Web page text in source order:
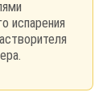
испарения